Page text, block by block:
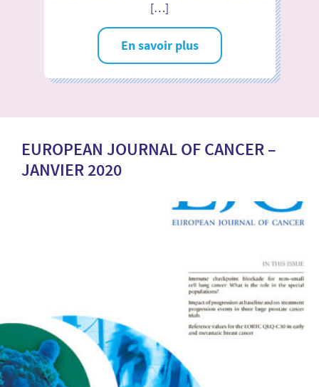
[…]
En savoir plus
EUROPEAN JOURNAL OF CANCER –
JANVIER 2020